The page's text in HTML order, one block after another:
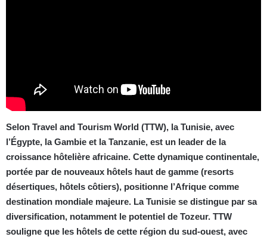
Selon Travel and Tourism World (TTW), la Tunisie, avec
l’Égypte, la Gambie et la Tanzanie, est un leader de la
croissance hôtelière africaine. Cette dynamique continentale,
portée par de nouveaux hôtels haut de gamme (resorts
désertiques, hôtels côtiers), positionne l’Afrique comme
destination mondiale majeure. La Tunisie se distingue par sa
diversification, notamment le potentiel de Tozeur. TTW
souligne que les hôtels de cette région du sud-ouest, avec